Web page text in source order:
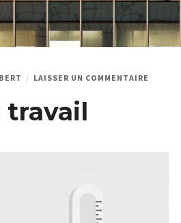
LAISSER UN COMMENTAIRE
travail